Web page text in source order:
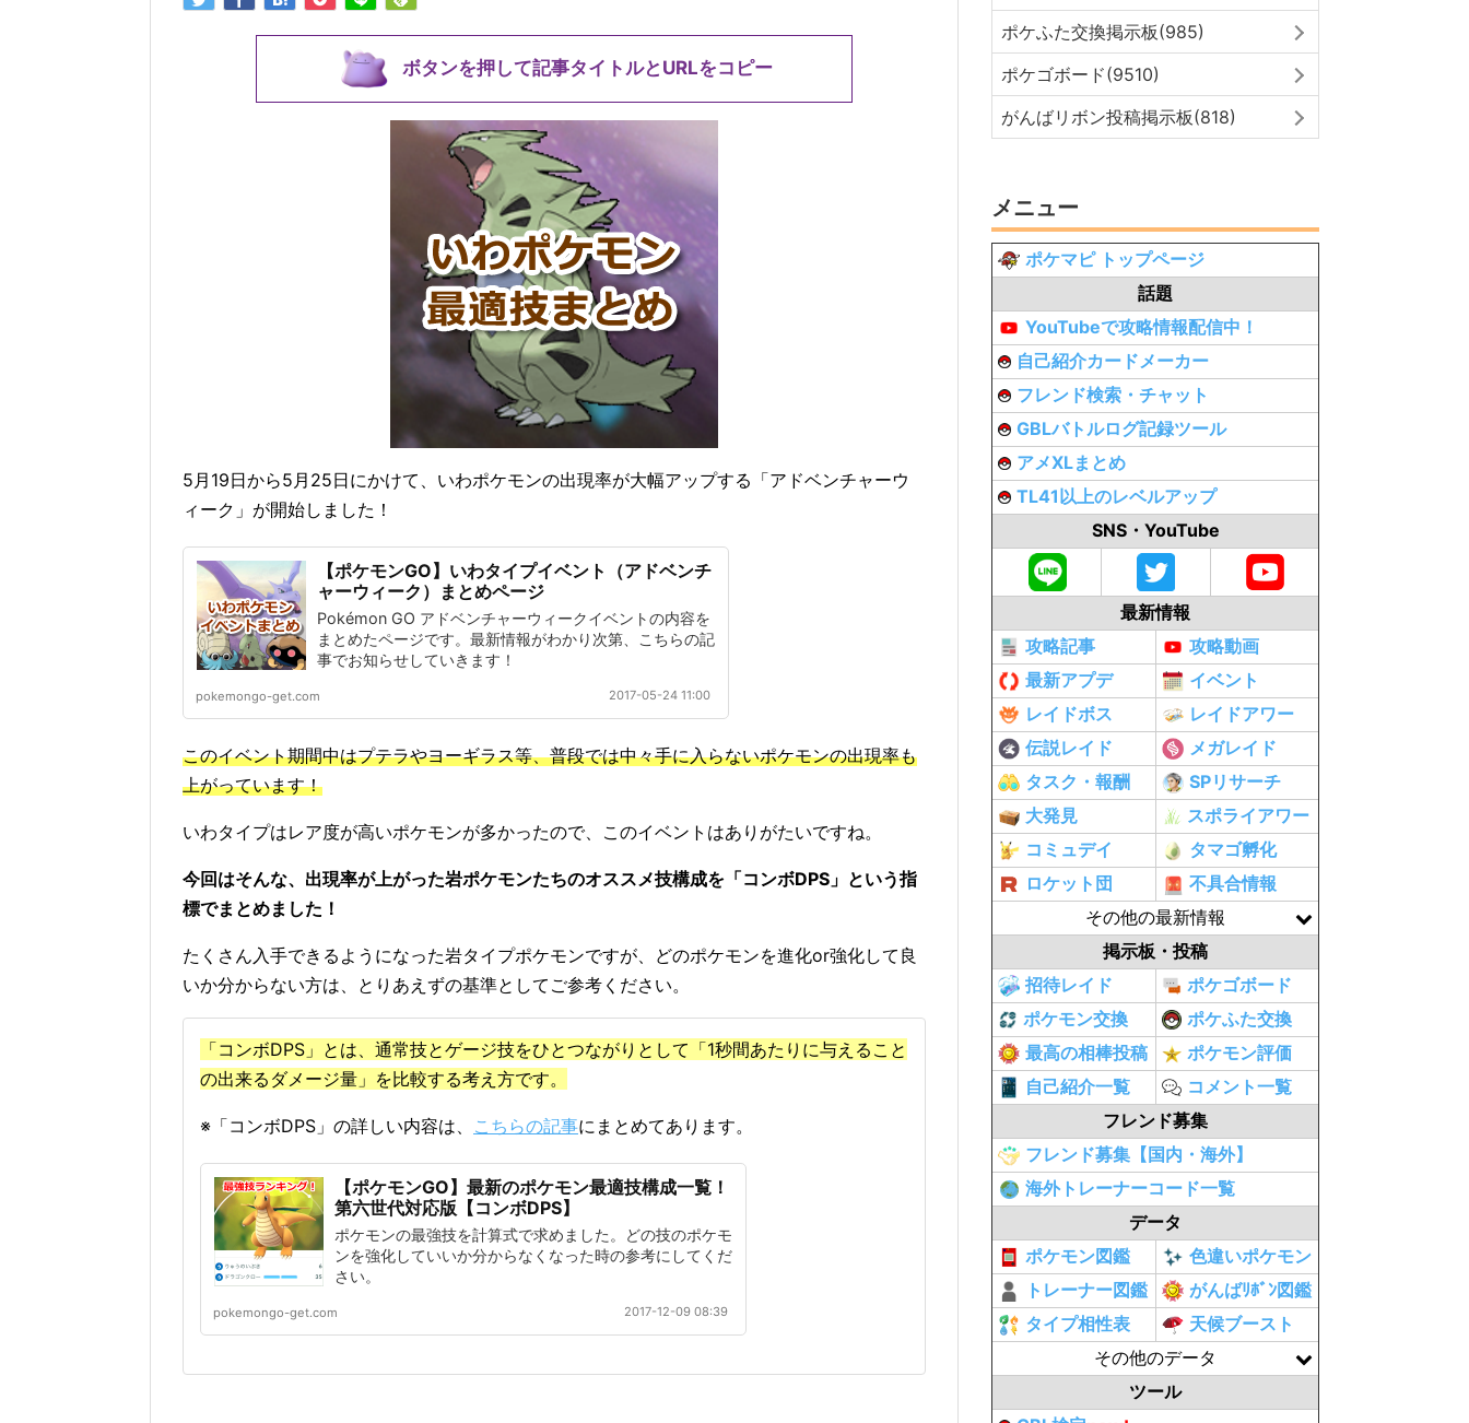
ボタンを押して記事タイトルとURLをコピー
5月19日から5月25日にかけて、いわポケモンの出現率が大幅アップする「アドベンチャーウ
ィーク」が開始しました！
【ポケモンGO】いわタイプイベント（アドベンチ
ャーウィーク）まとめページ
Pokémon GO アドベンチャーウィークイベントの内容を
まとめたページです。最新情報がわかり次第、こちらの記
事でお知らせしていきます！
pokemongo-get.com 2017-05-24 11:00
このイベント期間中はプテラやヨーギラス等、普段では中々手に入らないポケモンの出現率も
上がっています！
いわタイプはレア度が高いポケモンが多かったので、このイベントはありがたいですね。
今回はそんな、出現率が上がった岩ポケモンたちのオススメ技構成を「コンボDPS」という指
標でまとめました！
たくさん入手できるようになった岩タイプポケモンですが、どのポケモンを進化or強化して良
いか分からない方は、とりあえずの基準としてご参考ください。
「コンボDPS」とは、通常技とゲージ技をひとつながりとして「1秒間あたりに与えること
の出来るダメージ量」を比較する考え方です。
※「コンボDPS」の詳しい内容は、 こちらの記事にまとめてあります。
【ポケモンGO】最新のポケモン最適技構成一覧！
第六世代対応版【コンボDPS】
ポケモンの最強技を計算式で求めました。どの技のポケモ
ンを強化していいか分からなくなった時の参考にしてくだ
さい。
pokemongo-get.com 2017-12-09 08:39
ポケふた交換掲示板(985)
ポケゴボード(9510)
がんばリボン投稿掲示板(818)
メニュー
ポケマピ トップページ
話題
YouTubeで攻略情報配信中！
自己紹介カードメーカー
フレンド検索・チャット
GBLバトルログ記録ツール
アメXLまとめ
TL41以上のレベルアップ
SNS・YouTube
最新情報
攻略記事
攻略動画
最新アプデ
イベント
レイドボス
レイドアワー
伝説レイド
メガレイド
タスク・報酬
SPリサーチ
大発見
スポライアワー
コミュデイ
タマゴ孵化
ロケット団
不具合情報
その他の最新情報
掲示板・投稿
招待レイド
ポケゴボード
ポケモン交換
ポケふた交換
最高の相棒投稿
ポケモン評価
自己紹介一覧
コメント一覧
フレンド募集
フレンド募集【国内・海外】
海外トレーナーコード一覧
データ
ポケモン図鑑
色違いポケモン
トレーナー図鑑
がんばﾘﾎﾞﾝ図鑑
タイプ相性表
天候ブースト
その他のデータ
ツール